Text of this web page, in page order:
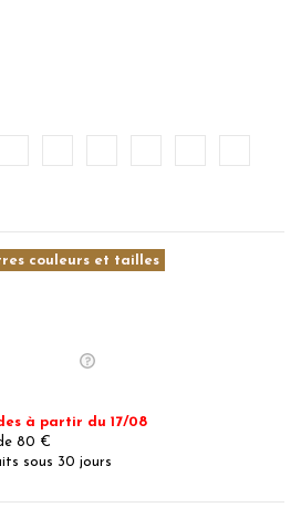
couleurs et tailles
à partir du 17/08
80 €
sous 30 jours